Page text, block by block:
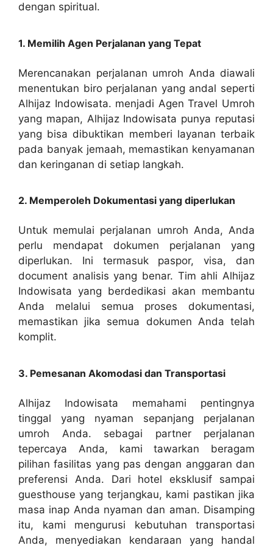
dengan spiritual.
1. Memilih Agen Perjalanan yang Tepat
Merencanakan perjalanan umroh Anda diawali
menentukan biro perjalanan yang andal seperti
Alhijaz Indowisata. menjadi Agen Travel Umroh
yang mapan, Alhijaz Indowisata punya reputasi
yang bisa dibuktikan memberi layanan terbaik
pada banyak jemaah, memastikan kenyamanan
dan keringanan di setiap langkah.
2. Memperoleh Dokumentasi yang diperlukan
Untuk memulai perjalanan umroh Anda, Anda
perlu mendapat dokumen perjalanan yang
diperlukan. Ini termasuk paspor, visa, dan
document analisis yang benar. Tim ahli Alhijaz
Indowisata yang berdedikasi akan membantu
Anda melalui semua proses dokumentasi,
memastikan jika semua dokumen Anda telah
komplit.
3. Pemesanan Akomodasi dan Transportasi
Alhijaz Indowisata memahami pentingnya
tinggal yang nyaman sepanjang perjalanan
umroh Anda. sebagai partner perjalanan
tepercaya Anda, kami tawarkan beragam
pilihan fasilitas yang pas dengan anggaran dan
preferensi Anda. Dari hotel eksklusif sampai
guesthouse yang terjangkau, kami pastikan jika
masa inap Anda nyaman dan aman. Disamping
itu, kami mengurusi kebutuhan transportasi
Anda, menyediakan kendaraan yang handal